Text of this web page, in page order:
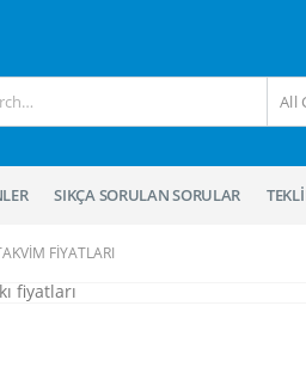
All
SIKÇA SORULAN SORULAR
FIYATLARI